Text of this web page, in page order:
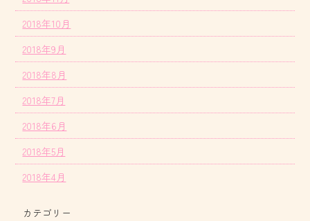
2018年10月
2018年9月
2018年8月
2018年7月
2018年6月
2018年5月
2018年4月
カテゴリー